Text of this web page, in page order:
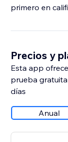
primero en
Precios y
Esta app
prueba
días
Anual